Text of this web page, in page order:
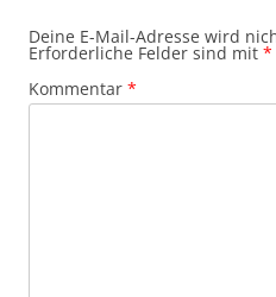
Deine E-Mail-Adresse wird
Erforderliche Felder sind mit *
Kommentar *